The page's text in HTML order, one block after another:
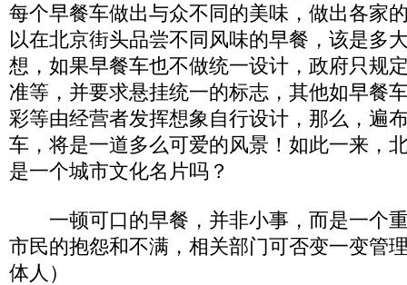
每个早餐车做出与众不同的美味，做出各家
以在北京街头品尝不同风味的早餐，该是多
想，如果早餐车也不做统一设计，政府只规
准等，并要求悬挂统一的标志，其他如早餐
彩等由经营者发挥想象自行设计，那么，遍
车，将是一道多么可爱的风景！如此一来，
是一个城市文化名片吗？
一顿可口的早餐，并非小事，而是一个
市民的抱怨和不满，相关部门可否变一变管
体人）